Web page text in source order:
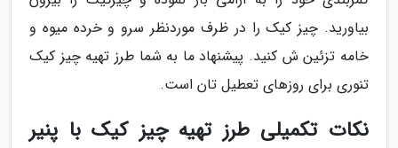
بیاورید. چیز کیک را در ظرف موردنظر سرو و خرده میوه و
خامه تزئین ش کنید. پیشنهاد ما به شما طرز تهیه چیز کیک
تنوری برای روزهای تعطیل تان است.
نکات تکمیلی طرز تهیه چیز کیک با پنیر